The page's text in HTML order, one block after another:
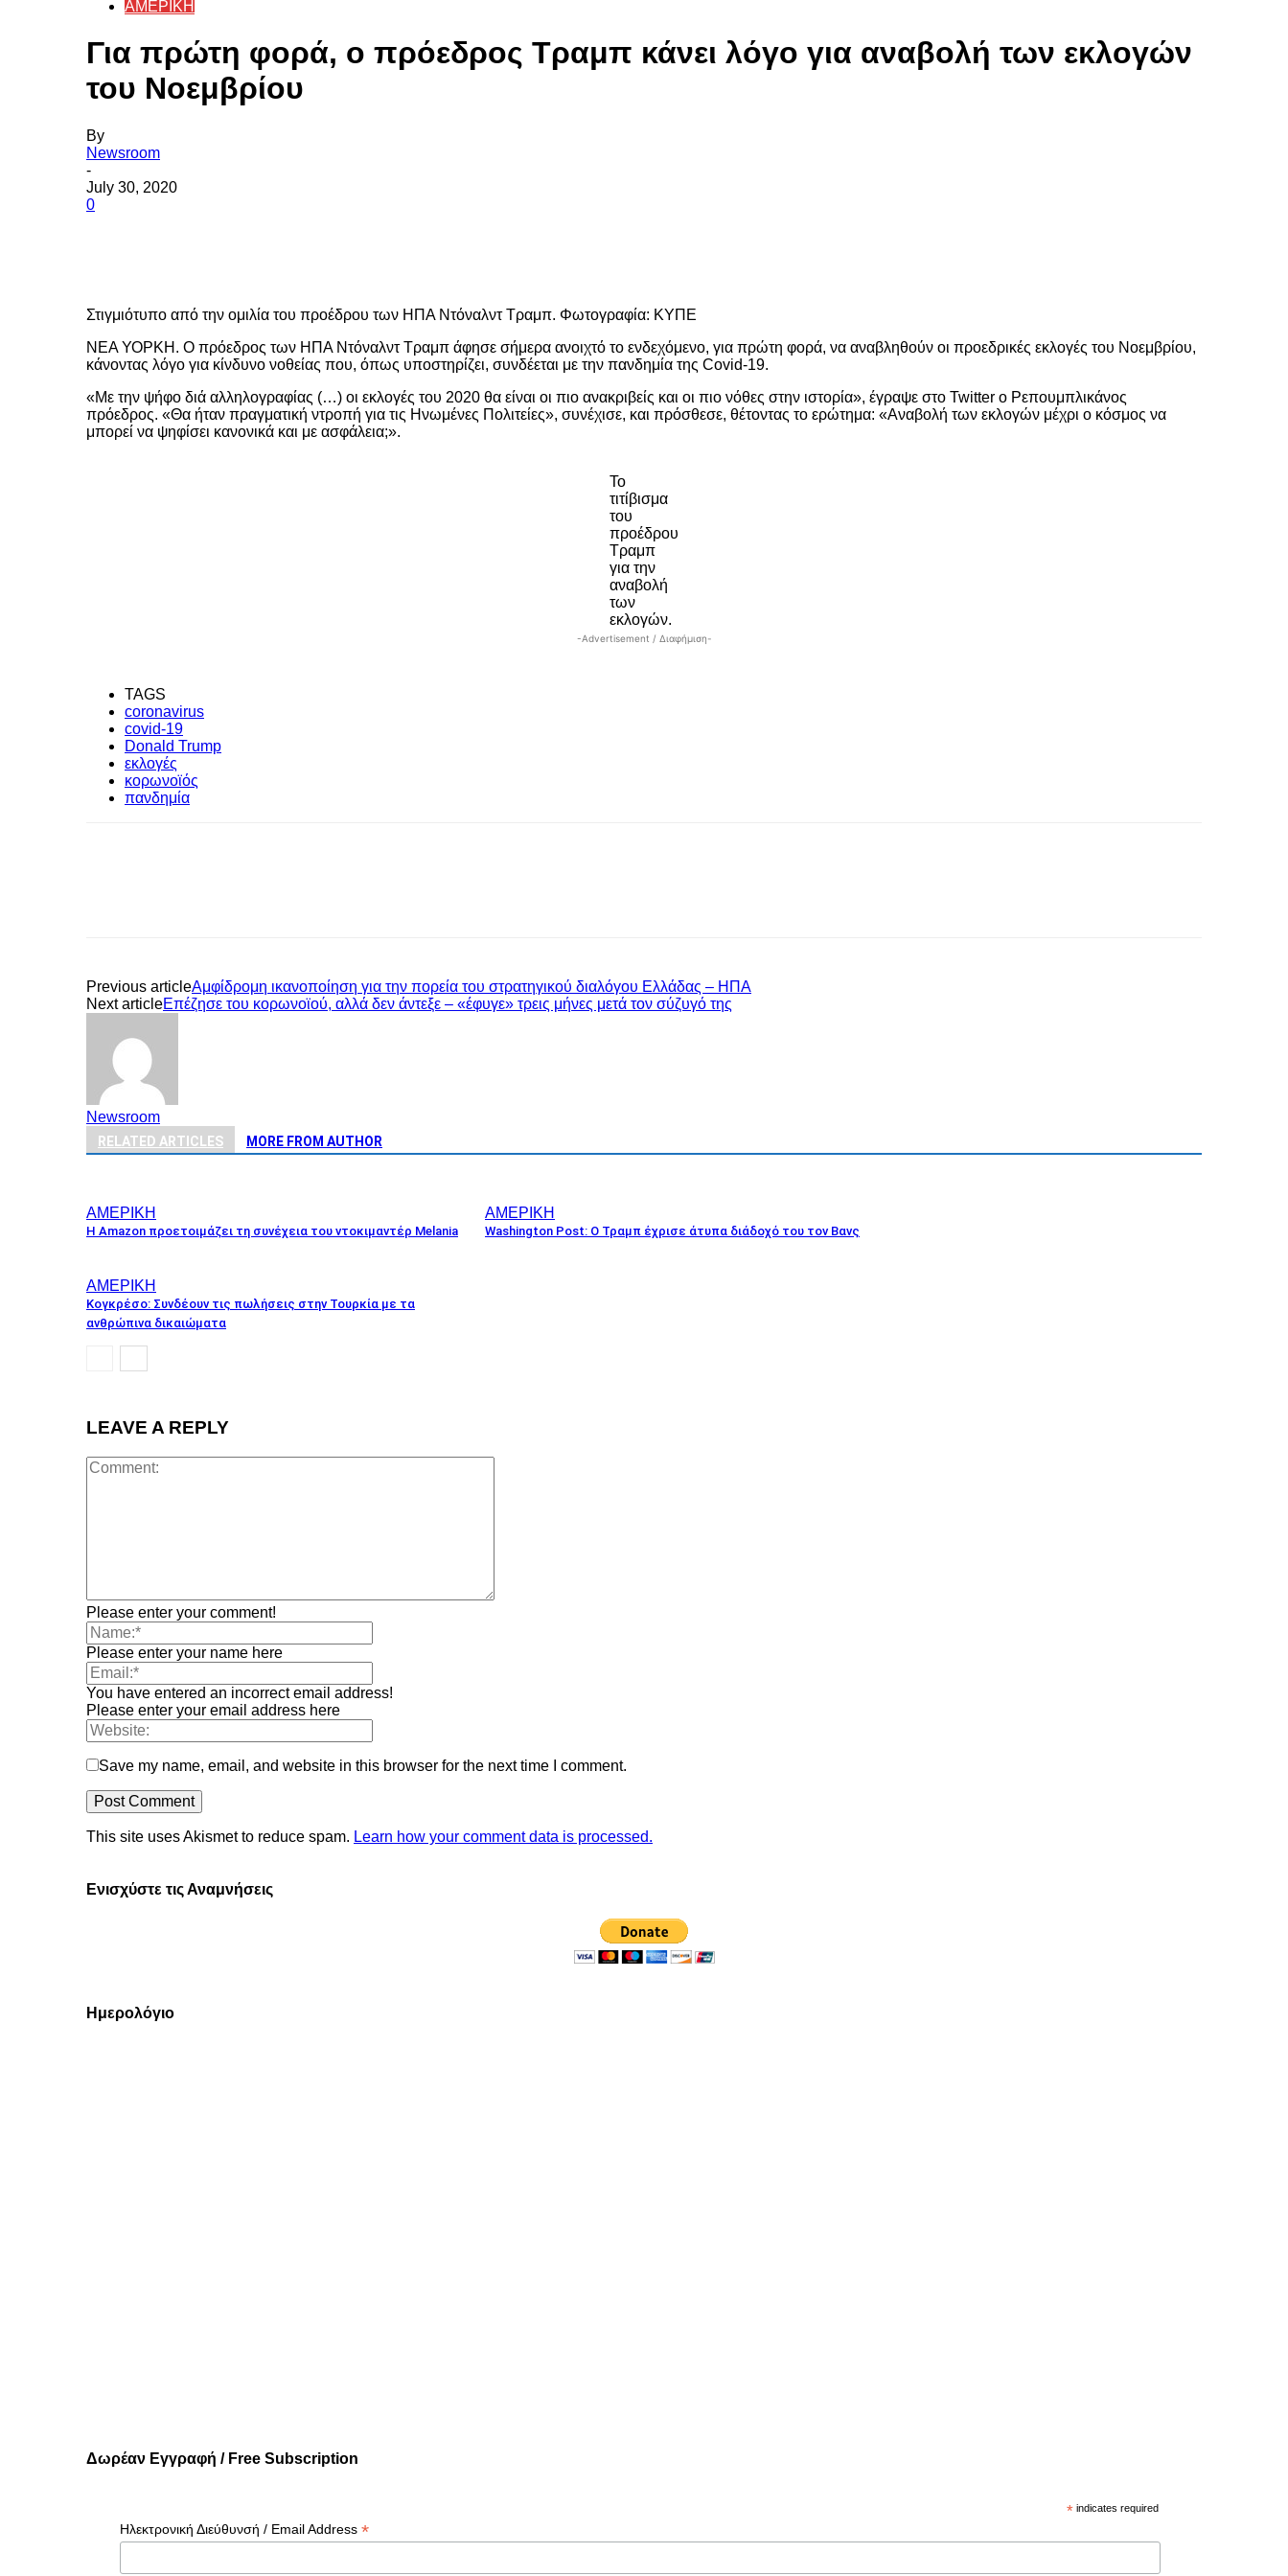
ΑΜΕΡΙΚΗ
Για πρώτη φορά, ο πρόεδρος Τραμπ κάνει λόγο για αναβολή των εκλογών
του Νοεμβρίου
By
Newsroom
-
July 30, 2020
0
Στιγμιότυπο από την ομιλία του προέδρου των ΗΠΑ Ντόναλντ Τραμπ. Φωτογραφία: ΚΥΠΕ
ΝΕΑ ΥΟΡΚΗ. Ο πρόεδρος των ΗΠΑ Ντόναλντ Τραμπ άφησε σήμερα ανοιχτό το ενδεχόμενο, για πρώτη φορά, να αναβληθούν οι προεδρικές εκλογές του Νοεμβρίου,
κάνοντας λόγο για κίνδυνο νοθείας που, όπως υποστηρίζει, συνδέεται με την πανδημία της Covid-19.
«Με την ψήφο διά αλληλογραφίας (…) οι εκλογές του 2020 θα είναι οι πιο ανακριβείς και οι πιο νόθες στην ιστορία», έγραψε στο Twitter ο Ρεπουμπλικάνος
πρόεδρος. «Θα ήταν πραγματική ντροπή για τις Ηνωμένες Πολιτείες», συνέχισε, και πρόσθεσε, θέτοντας το ερώτημα: «Αναβολή των εκλογών μέχρι ο κόσμος να
μπορεί να ψηφίσει κανονικά και με ασφάλεια;».
Το
τιτίβισμα
του
προέδρου
Τραμπ
για την
αναβολή
των
εκλογών.
-Advertisement / Διαφήμιση-
TAGS
coronavirus
covid-19
Donald Trump
εκλογές
κορωνοϊός
πανδημία
Previous articleΑμφίδρομη ικανοποίηση για την πορεία του στρατηγικού διαλόγου Ελλάδας – ΗΠΑ
Next articleΕπέζησε του κορωνοϊού, αλλά δεν άντεξε – «έφυγε» τρεις μήνες μετά τον σύζυγό της
Newsroom
RELATED ARTICLES MORE FROM AUTHOR
ΑΜΕΡΙΚΗ
Η Amazon προετοιμάζει τη συνέχεια του ντοκιμαντέρ Melania
ΑΜΕΡΙΚΗ
Washington Post: Ο Τραμπ έχρισε άτυπα διάδοχό του τον Βανς
ΑΜΕΡΙΚΗ
Κογκρέσο: Συνδέουν τις πωλήσεις στην Τουρκία με τα
ανθρώπινα δικαιώματα
LEAVE A REPLY
Please enter your comment!
Please enter your name here
You have entered an incorrect email address!
Please enter your email address here
Save my name, email, and website in this browser for the next time I comment.
This site uses Akismet to reduce spam. Learn how your comment data is processed.
Ενισχύστε τις Αναμνήσεις
Ημερολόγιο
Δωρέαν Εγγραφή / Free Subscription
*indicates required
Ηλεκτρονική Διεύθυνσή / Email Address *